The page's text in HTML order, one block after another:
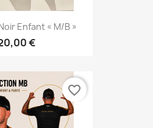
Enfant « M/B »
€
favorite_border